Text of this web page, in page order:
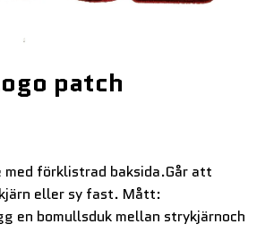
patch
förklistrad baksida.Går att
eller sy fast. Mått:
en bomullsduk mellan strykjärnoch